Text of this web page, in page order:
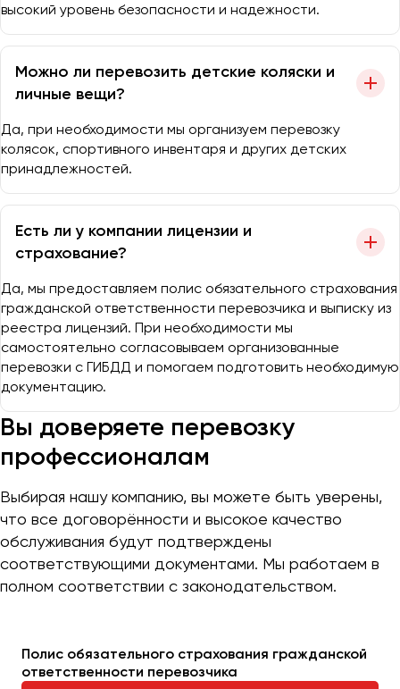
высокий уровень безопасности и надежности.
Можно ли перевозить детские коляски и
личные вещи?
Да, при необходимости мы организуем перевозку
колясок, спортивного инвентаря и других детских
принадлежностей.
Есть ли у компании лицензии и
страхование?
Да, мы предоставляем полис обязательного страхования
гражданской ответственности перевозчика и выписку из
реестра лицензий. При необходимости мы
самостоятельно согласовываем организованные
перевозки с ГИБДД и помогаем подготовить необходимую
документацию.
Вы доверяете перевозку
профессионалам
Выбирая нашу компанию, вы можете быть уверены,
что все договорённости и высокое качество
обслуживания будут подтверждены
соответствующими документами. Мы работаем в
полном соответствии с законодательством.
Полис обязательного страхования гражданской
ответственности перевозчика